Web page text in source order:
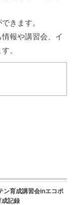
きます。
報や講習会、イ
。
ン育成講習会inエコポ
記録